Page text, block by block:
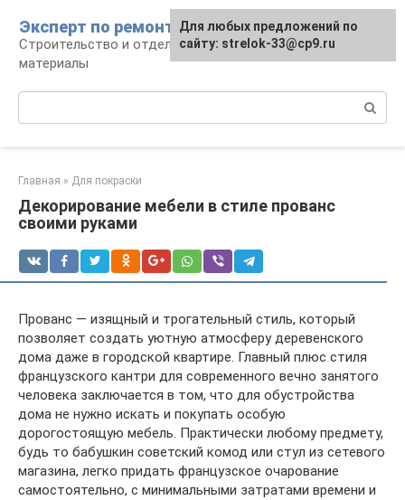
контенту
Эксперт по ремонту
Строительство и отделка: работы и
материалы
Главная » Для покраски
Декорирование мебели в стиле прованс
своими руками
Прованс — изящный и трогательный стиль, который
позволяет создать уютную атмосферу деревенского
дома даже в городской квартире. Главный плюс стиля
французского кантри для современного вечно занятого
человека заключается в том, что для обустройства
дома не нужно искать и покупать особую
дорогостоящую мебель. Практически любому предмету,
будь то бабушкин советский комод или стул из сетевого
магазина, легко придать французское очарование
самостоятельно, с минимальными затратами времени и
Для любых предложений по
сайту: strelok-33@cp9.ru
Для любых предложений по
сайту: strelok-33@cp9.ru